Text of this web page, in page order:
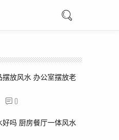
放风水 办公室摆放老
0
吗 厨房餐厅一体风水